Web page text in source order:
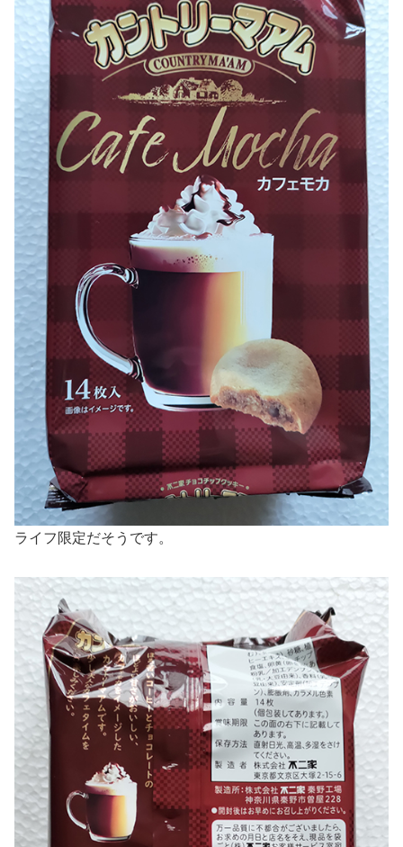
ライフ限定だそうです。